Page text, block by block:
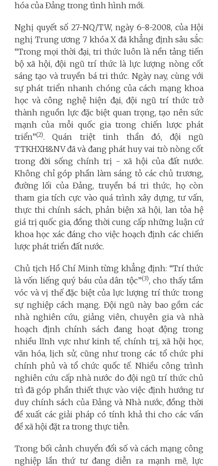
hóa của Đảng trong tình hình mới.
Nghị quyết số 27-NQ/TW, ngày 6-8-2008, của Hội
nghị Trung ương 7 khóa X đã khẳng định sâu sắc:
“Trong mọi thời đại, tri thức luôn là nền tảng tiến
bộ xã hội, đội ngũ trí thức là lực lượng nòng cốt
sáng tạo và truyền bá tri thức. Ngày nay, cùng với
sự phát triển nhanh chóng của cách mạng khoa
học và công nghệ hiện đại, đội ngũ trí thức trở
thành nguồn lực đặc biệt quan trọng, tạo nên sức
mạnh của mỗi quốc gia trong chiến lược phát
triển”(2). Quán triệt tinh thần đó, đội ngũ
TTKHXH&NV đã và đang phát huy vai trò nòng cốt
trong đời sống chính trị - xã hội của đất nước.
Không chỉ góp phần làm sáng tỏ các chủ trương,
đường lối của Đảng, truyền bá tri thức, họ còn
tham gia tích cực vào quá trình xây dựng, tư vấn,
thực thi chính sách, phản biện xã hội, lan tỏa hệ
giá trị quốc gia, đồng thời cung cấp những luận cứ
khoa học xác đáng cho việc hoạch định các chiến
lược phát triển đất nước.
Chủ tịch Hồ Chí Minh từng khẳng định: “Trí thức
là vốn liếng quý báu của dân tộc”(3), cho thấy tầm
vóc và vị thế đặc biệt của lực lượng trí thức trong
sự nghiệp cách mạng. Đội ngũ này bao gồm các
nhà nghiên cứu, giảng viên, chuyên gia và nhà
hoạch định chính sách đang hoạt động trong
nhiều lĩnh vực như kinh tế, chính trị, xã hội học,
văn hóa, lịch sử, cũng như trong các tổ chức phi
chính phủ và tổ chức quốc tế. Nhiều công trình
nghiên cứu cấp nhà nước do đội ngũ trí thức chủ
trì đã góp phần thiết thực vào việc định hướng tư
duy chính sách của Đảng và Nhà nước, đồng thời
đề xuất các giải pháp có tính khả thi cho các vấn
đề xã hội đặt ra trong thực tiễn.
Trong bối cảnh chuyển đổi số và cách mạng công
nghiệp lần thứ tư đang diễn ra mạnh mẽ, lực